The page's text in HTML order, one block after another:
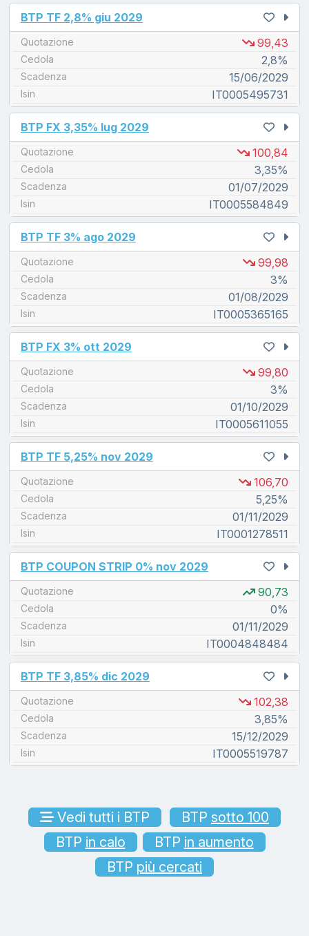
unread messages
BTP TF 2,8% giu 2029
Quotazione 99,43
Cedola 2,8%
Scadenza 15/06/2029
Isin IT0005495731
unread messages
BTP FX 3,35% lug 2029
Quotazione 100,84
Cedola 3,35%
Scadenza 01/07/2029
Isin IT0005584849
unread messages
BTP TF 3% ago 2029
Quotazione 99,98
Cedola 3%
Scadenza 01/08/2029
Isin IT0005365165
unread messages
BTP FX 3% ott 2029
Quotazione 99,80
Cedola 3%
Scadenza 01/10/2029
Isin IT0005611055
unread messages
BTP TF 5,25% nov 2029
Quotazione 106,70
Cedola 5,25%
Scadenza 01/11/2029
Isin IT0001278511
unread messages
BTP COUPON STRIP 0% nov 2029
Quotazione 90,73
Cedola 0%
Scadenza 01/11/2029
Isin IT0004848484
unread messages
BTP TF 3,85% dic 2029
Quotazione 102,38
Cedola 3,85%
Scadenza 15/12/2029
Isin IT0005519787
Vedi tutti i BTP BTP sotto 100
BTP in calo BTP in aumento
BTP più cercati